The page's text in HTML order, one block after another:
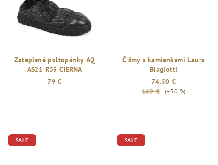
Zateplené poltopánky AQ
AS21 R35 ČIERNA
79 €
Čižmy s kamienkami Laura
Biagiotti
74,50 €
149 €
(–50 %)
SALE SALE